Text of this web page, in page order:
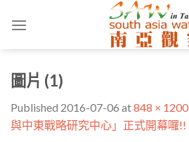
圖片 (1)
Published 2016-07-06 at848 × 1200
與中東戰略研究中心」正式開幕囉!!